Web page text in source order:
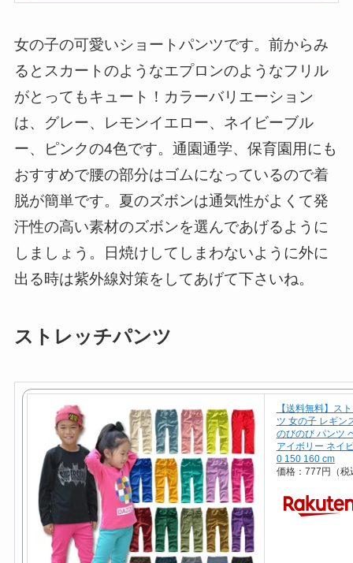
で
入
女の子の可愛いショートパンツです。前からみ
るとスカートのようなエプロンのようなフリル
がとってもキュート！カラーバリエーション
は、グレー、レモンイエロー、ネイビーブル
ー、ピンクの4色です。通園通学、保育園用にも
おすすめで腰の部分はゴムになっているので着
脱が簡単です。夏のズボンは通気性がよくて発
汗性の高い素材のズボンを選んであげるように
しましょう。日焼けしてしまわないように外に
出る時は紫外線対策をしてあげて下さいね。
ストレッチパンツ
【送料無料】ス
ツ 女の子 レギン
のびのび パンツ
アイボリー ネイ
0 150 160 cm
価格：777円（